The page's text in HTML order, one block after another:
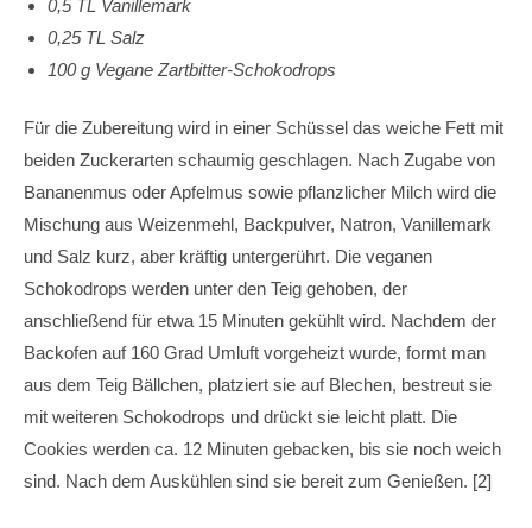
0,5 TL Vanillemark
0,25 TL Salz
100 g Vegane Zartbitter-Schokodrops
Für die Zubereitung wird in einer Schüssel das weiche Fett mit
beiden Zuckerarten schaumig geschlagen. Nach Zugabe von
Bananenmus oder Apfelmus sowie pflanzlicher Milch wird die
Mischung aus Weizenmehl, Backpulver, Natron, Vanillemark
und Salz kurz, aber kräftig untergerührt. Die veganen
Schokodrops werden unter den Teig gehoben, der
anschließend für etwa 15 Minuten gekühlt wird. Nachdem der
Backofen auf 160 Grad Umluft vorgeheizt wurde, formt man
aus dem Teig Bällchen, platziert sie auf Blechen, bestreut sie
mit weiteren Schokodrops und drückt sie leicht platt. Die
Cookies werden ca. 12 Minuten gebacken, bis sie noch weich
sind. Nach dem Auskühlen sind sie bereit zum Genießen. [2]